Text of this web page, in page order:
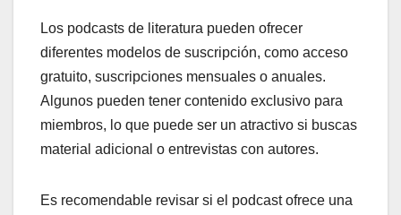
Los podcasts de literatura pueden ofrecer
diferentes modelos de suscripción, como acceso
gratuito, suscripciones mensuales o anuales.
Algunos pueden tener contenido exclusivo para
miembros, lo que puede ser un atractivo si buscas
material adicional o entrevistas con autores.
Es recomendable revisar si el podcast ofrece una